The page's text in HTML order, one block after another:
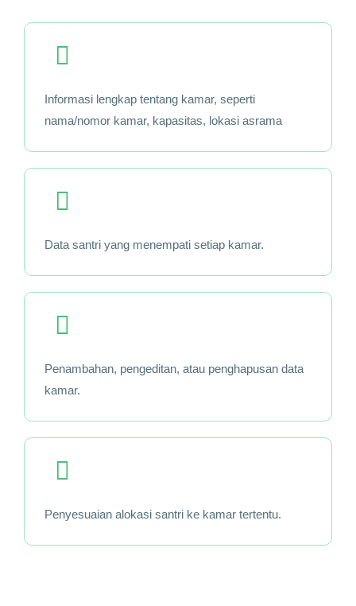
Informasi lengkap tentang kamar, seperti
nama/nomor kamar, kapasitas, lokasi asrama
Data santri yang menempati setiap kamar.
Penambahan, pengeditan, atau penghapusan data
kamar.
Penyesuaian alokasi santri ke kamar tertentu.